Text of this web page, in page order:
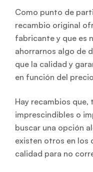
Como punto de
recambio original
fabricante y que es
ahorrarnos algo de
que la calidad y
en función del
Hay recambios que,
imprescindibles o
buscar una opción
existen otros en los
calidad para no